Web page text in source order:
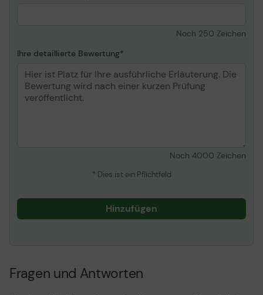
Noch 250 Zeichen
Ihre detaillierte Bewertung
Noch 4000 Zeichen
* Dies ist ein Pflichtfeld
Hinzufügen
Fragen und Antworten